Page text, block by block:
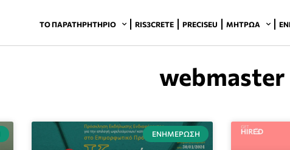
ΤΟ ΠΑΡΑΤΗΡΗΤΉΡΙΟ RIS3CRETE PRECISEU ΜΗΤΡΏΑ
webmaster
ΕΝΗΜΈΡΩΣΗ